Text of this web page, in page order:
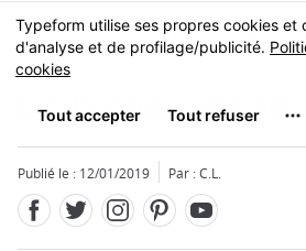
Skip
to
main
MENU
Le Dôgo Onsen
Publié le : 12/01/2019 Par : C.L.
Fermer